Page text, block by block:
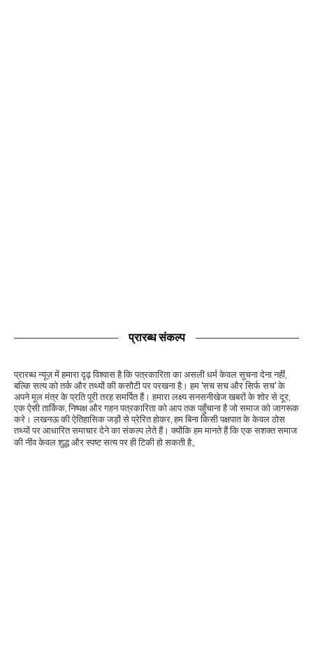
प्रारब्ध संकल्प
प्रारब्ध न्यूज़ में हमारा दृढ़ विश्वास है कि पत्रकारिता का असली धर्म केवल सूचना देना नहीं,
बल्कि सत्य को तर्क और तथ्यों की कसौटी पर परखना है। हम 'सच सच और सिर्फ सच' के
अपने मूल मंत्र के प्रति पूरी तरह समर्पित हैं। हमारा लक्ष्य सनसनीखेज खबरों के शोर से दूर,
एक ऐसी तार्किक, निष्पक्ष और गहन पत्रकारिता को आप तक पहुँचाना है जो समाज को जागरूक
करे। लखनऊ की ऐतिहासिक जड़ों से प्रेरित होकर, हम बिना किसी पक्षपात के केवल ठोस
तथ्यों पर आधारित समाचार देने का संकल्प लेते हैं। क्योंकि हम मानते हैं कि एक सशक्त समाज
की नींव केवल शुद्ध और स्पष्ट सत्य पर ही टिकी हो सकती है。